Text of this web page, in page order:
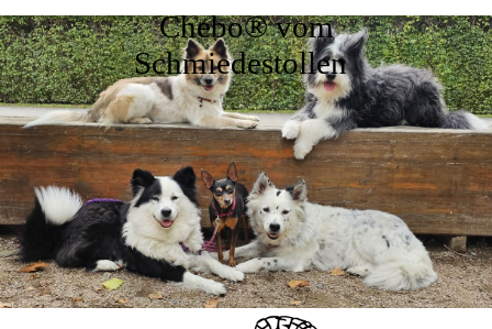
Chebo® vom
Schmiedestollen